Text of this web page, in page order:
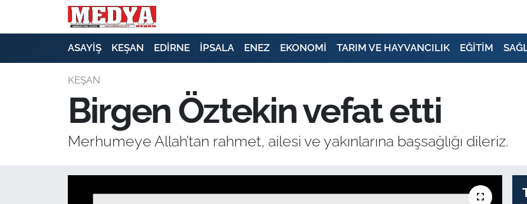
ASAYİŞ KEŞAN EDİRNE İPSALA ENEZ EKONOMİ TARIM VE HAYVANCILIK EĞİTİM
KEŞAN
Birgen Öztekin vefat etti
Merhumeye Allah’tan rahmet, ailesi ve yakınlarına başsağlığı dileriz.
E-GAZETE
SİYASET